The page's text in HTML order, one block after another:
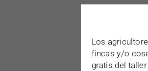
Los
fincas y/o
gratis del